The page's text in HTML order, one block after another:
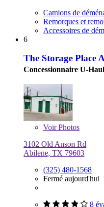
Camions de
Remorques et
Accessoires de
6
The Storage Place
Concessionnaire U-
VoirPhotos
3102 Old Anson Rd
Abilene, TX 79603
(325) 480-1568
Fermé aujourd'hui
8